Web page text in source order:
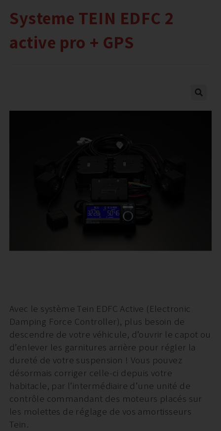
Systeme TEIN EDFC 2
active pro + GPS
Avec le système Tein EDFC Active (Electronic
Damping Force Controller), plus besoin de
descendre de votre véhicule, d’ouvrir le capot ou
d’enlever les garnitures arrière pour régler la
dureté de votre suspension ! Vous pouvez
désormais corriger celle-ci depuis votre
habitacle, par l’intermédiaire d’une unité de
contrôle commandant des moteurs placés sur
les molettes de réglage de vos amortisseurs
Tein.